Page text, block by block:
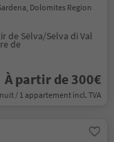
Dolomites Region
de Sëlva/Selva di Val
de
À partir de 300€
/ 1 appartement incl. TVA